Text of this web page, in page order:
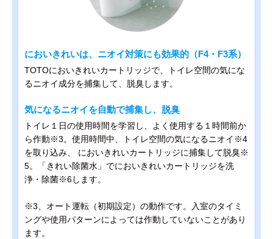
においきれいは、ニオイ対策にも効果的（F4・F3系）
TOTOにおいきれいカートリッジで、トイレ空間の気にな
るニオイ成分を捕集して、脱臭します。
気になるニオイを自動で捕集し、脱臭
トイレ１日の使用時間を学習し、よく使用する１時間前か
ら作動※3。使用時間中、トイレ空間の気になるニオイ※4
を取り込み、 においきれいカートリッジに捕集して脱臭※
5。「きれい除菌水」でにおいきれいカートリッジを洗
浄・除菌※6します。
※3、オート運転（初期設定）の動作です。入室のタイミ
ングや使用パターンによっては作動していないことがあり
ます。